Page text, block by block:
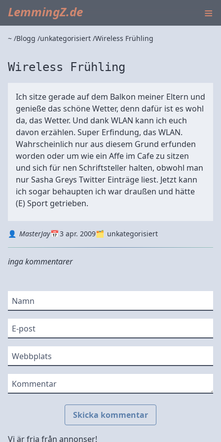
LemmingZ.de ≡
~ Blogg unkategorisiert Wireless Frühling
Wireless Frühling
Ich sitze gerade auf dem Balkon meiner Eltern und
genieße das schöne Wetter, denn dafür ist es wohl
da, das Wetter. Und dank WLAN kann ich euch
davon erzählen. Super Erfindung, das WLAN.
Wahrscheinlich nur aus diesem Grund erfunden
worden oder um wie ein Affe im Cafe zu sitzen
und sich für nen Schriftsteller halten, obwohl man
nur Sasha Greys Twitter Einträge liest. Jetzt kann
ich sogar behaupten ich war draußen und hätte
(E) Sport getrieben.
AutorMasterJay
Datum 3 apr. 2009
Kategorie unkategorisiert
inga kommentarer
Namn
E-post
Webbplats
Kommentar
Skicka kommentar
Vi är fria från annonser!